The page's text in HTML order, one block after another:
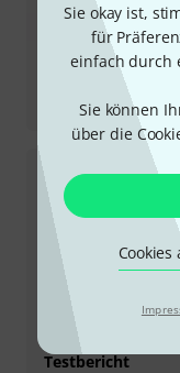
Sie okay ist,
für
einfach durch
Sie können
über die
Testbericht
TSA 4-300
Testbericht